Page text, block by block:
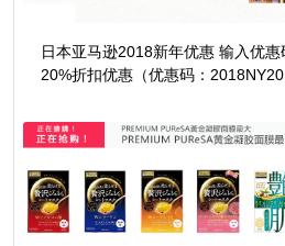
日本亚马逊2018新年优惠 输入优
20%折扣优惠（优惠码：2018NY20